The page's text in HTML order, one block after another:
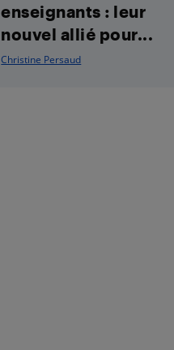
enseignants : leur
nouvel allié pour...
Christine Persaud